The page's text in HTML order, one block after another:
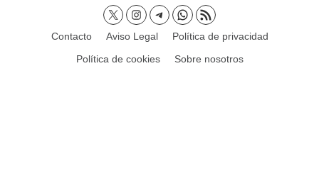
Contacto Aviso Legal
Política de privacidad
Política de cookies
Sobre nosotros